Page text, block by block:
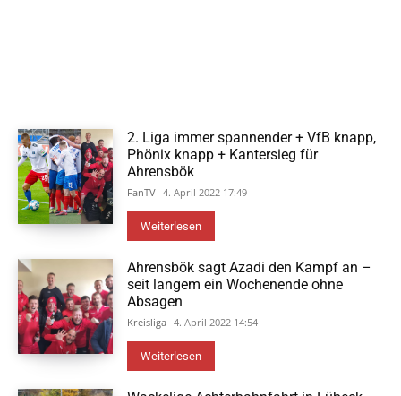
2. Liga immer spannender + VfB knapp,
Phönix knapp + Kantersieg für
Ahrensbök
FanTV 4. April 2022 17:49
Weiterlesen
Ahrensbök sagt Azadi den Kampf an –
seit langem ein Wochenende ohne
Absagen
Kreisliga 4. April 2022 14:54
Weiterlesen